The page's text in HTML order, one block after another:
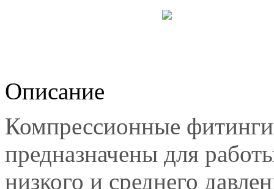
Описание
Компрессионные
предназначены для
низкого и среднего